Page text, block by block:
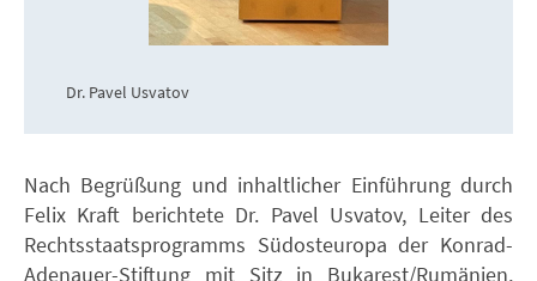
Dr. Pavel Usvatov
Nach Begrüßung und inhaltlicher Einführung durch
Felix Kraft berichtete Dr. Pavel Usvatov, Leiter des
Rechtsstaatsprogramms Südosteuropa der Konrad-
Adenauer-Stiftung mit Sitz in Bukarest/Rumänien,